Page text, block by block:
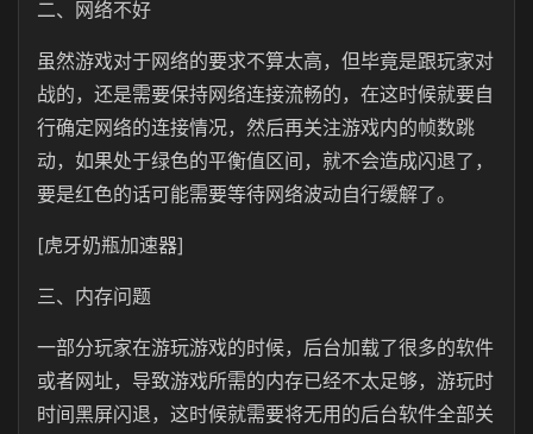
二、网络不好
虽然游戏对于网络的要求不算太高，但毕竟是跟玩家对
战的，还是需要保持网络连接流畅的，在这时候就要自
行确定网络的连接情况，然后再关注游戏内的帧数跳
动，如果处于绿色的平衡值区间，就不会造成闪退了，
要是红色的话可能需要等待网络波动自行缓解了。
[虎牙奶瓶加速器]
三、内存问题
一部分玩家在游玩游戏的时候，后台加载了很多的软件
或者网址，导致游戏所需的内存已经不太足够，游玩时
时间黑屏闪退，这时候就需要将无用的后台软件全部关